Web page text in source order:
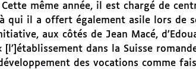
Cette même année, il est chargé de
qui il a offert également asile lors de
aux côtés de Jean Macé,
dans la Suisse
des vocations comme